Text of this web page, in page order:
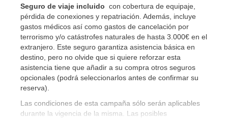
Seguro de viaje incluido con cobertura de equipaje,
pérdida de conexiones y repatriación. Además, incluye
gastos médicos así como gastos de cancelación por
terrorismo y/o catástrofes naturales de hasta 3.000€ en el
extranjero. Este seguro garantiza asistencia básica en
destino, pero no olvide que si quiere reforzar esta
asistencia tiene que añadir a su compra otros seguros
opcionales (podrá seleccionarlos antes de confirmar su
reserva)
Las condiciones de esta campaña sólo serán aplicables
durante la vigencia de la misma. Las posibles